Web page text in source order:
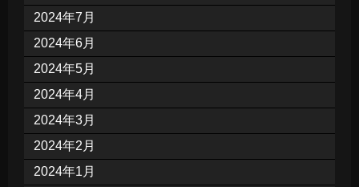
2024年7月
2024年6月
2024年5月
2024年4月
2024年3月
2024年2月
2024年1月